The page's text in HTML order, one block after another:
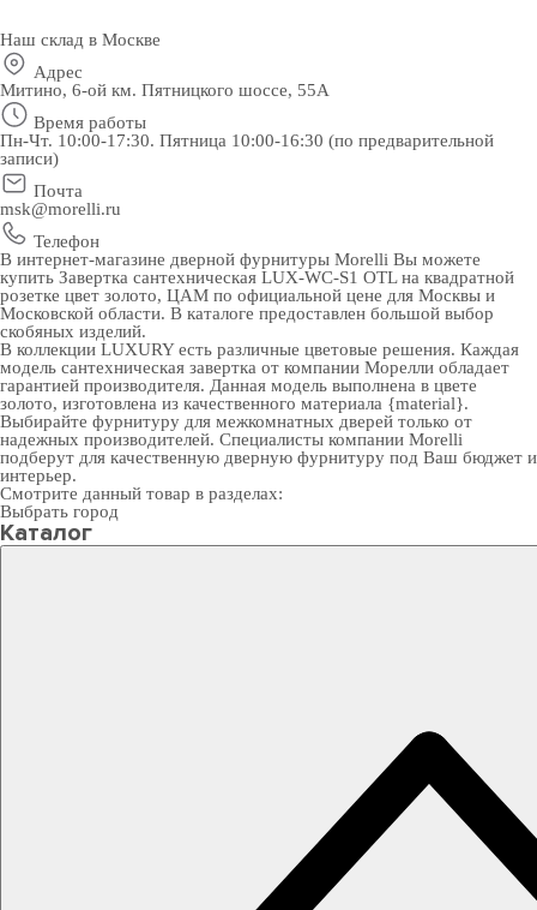
Наш склад в Москве
Адрес
Митино, 6-ой км. Пятницкого шоссе, 55А
Время работы
Пн-Чт. 10:00-17:30. Пятница 10:00-16:30 (по предварительной
записи)
Почта
msk@morelli.ru
Телефон
В интернет-магазине дверной фурнитуры Morelli Вы можете
купить Завертка сантехническая LUX-WC-S1 OTL на квадратной
розетке цвет золото, ЦАМ по официальной цене для Москвы и
Московской области. В каталоге предоставлен большой выбор
скобяных изделий.
В коллекции LUXURY есть различные цветовые решения. Каждая
модель сантехническая завертка от компании Морелли обладает
гарантией производителя. Данная модель выполнена в цвете
золото, изготовлена из качественного материала {material}.
Выбирайте фурнитуру для межкомнатных дверей только от
надежных производителей. Специалисты компании Morelli
подберут для качественную дверную фурнитуру под Ваш бюджет и
интерьер.
Смотрите данный товар в разделах:
Выбрать город
Каталог